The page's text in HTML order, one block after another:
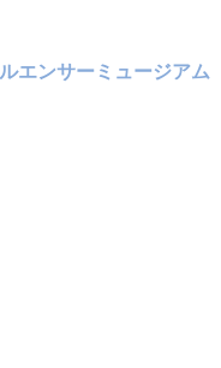
エンサーミュージアム